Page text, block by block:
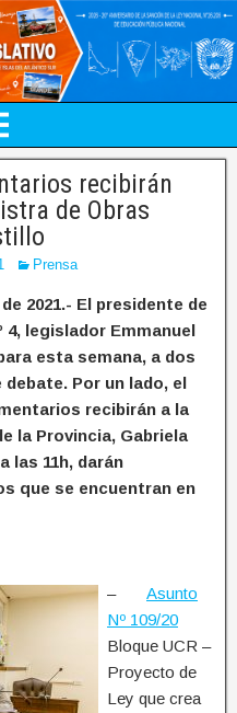
recibirán
de Obras
Prensa
2021.- El presidente de
4, legislador Emmanuel
esta semana, a dos
Por un lado, el
recibirán a la
la Provincia, Gabriela
las 11h, darán
que se encuentran en
– Asunto
Nº 109/20
Bloque UCR –
Proyecto de
Ley que crea